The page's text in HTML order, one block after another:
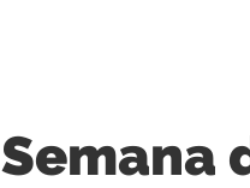
Semana